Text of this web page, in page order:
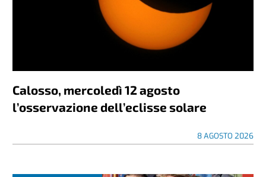
Calosso, mercoledì 12 agosto
l’osservazione dell’eclisse solare
8 AGOSTO 2026